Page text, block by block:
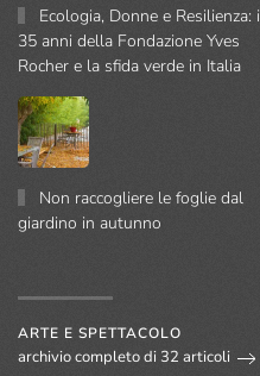
Ecologia, Donne e Resilienza: i
35 anni della Fondazione Yves
Rocher e la sfida verde in Italia
Non raccogliere le foglie dal
giardino in autunno
ARTE E SPETTACOLO
archivio completo di 32 articoli